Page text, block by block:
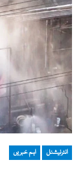
انٹرنیشنل اہم خبریں